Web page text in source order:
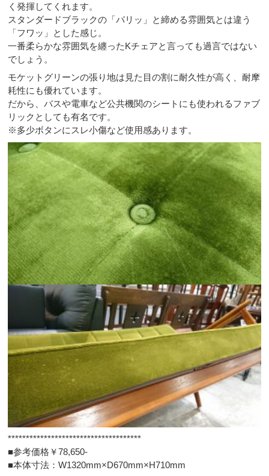
く発揮してくれます。
スタンダードブラックの「パリッ」と締める雰囲気とは違う
「フワッ」とした感じ。
一番柔らかな雰囲気を纏ったKチェアと言っても過言ではない
でしょう。
モケットグリーンの張り地は見た目の割に耐久性が高く、耐摩
耗性にも優れています。
だから、バスや電車など公共機関のシートにも使われるファブ
リックとしても有名です。
※多少ボタンにスレ小傷など使用感あります。
*************************************
■参考価格￥78,650-
■本体寸法：W1320mm×D670mm×H710mm